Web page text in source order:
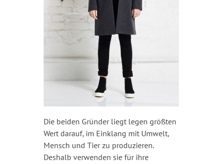
Die beiden Gründer liegt legen größten
Wert darauf, im Einklang mit Umwelt,
Mensch und Tier zu produzieren.
Deshalb verwenden sie für ihre